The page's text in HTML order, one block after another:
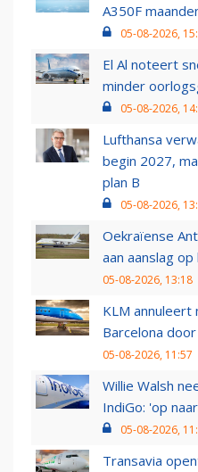
A350F
05-08-2026,
El Al noteert
minder
05-08-2026,
Lufthansa
begin 2027,
plan B
05-08-2026,
Oekraïense
aan aanslag
05-08-2026, 13:18
KLM
Barcelona
05-08-2026, 11:57
Willie Walsh
IndiGo: 'op
05-08-2026,
Transavia